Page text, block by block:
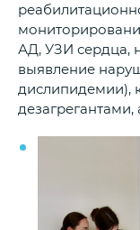
АД, УЗИ сердца,
выявление
дислипидемии),